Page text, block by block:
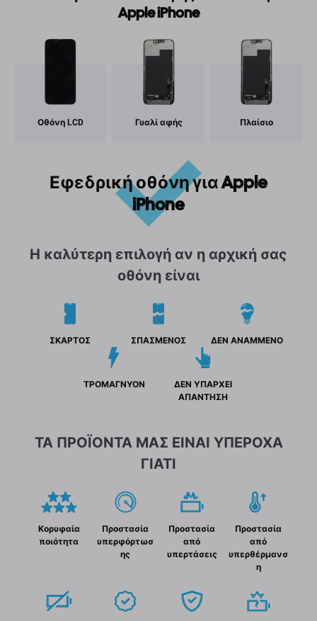
Apple iPhone
Οθόνη LCD Γυαλί αφής Πλαίσιο
Εφεδρική οθόνη για Apple
iPhone
Η καλύτερη επιλογή αν η αρχική σας
οθόνη είναι
ΣΚΑΡΤΟΣ ΣΠΑΣΜΕΝΟΣ ΔΕΝ ΑΝΑΜΜΕΝΟ
ΤΡΟΜΑΓΝΥΟΝ
ΔΕΝ ΥΠΑΡΧΕΙ
ΑΠΑΝΤΗΣΗ
ΤΑ ΠΡΟΪΟΝΤΑ ΜΑΣ ΕΙΝΑΙ ΥΠΕΡΟΧΑ
ΓΙΑΤΙ
Κορυφαία
ποιότητα
Προστασία
υπερφόρτωσ
ης
Προστασία
από
υπερτάσεις
Προστασία
από
υπερθέρμανσ
η